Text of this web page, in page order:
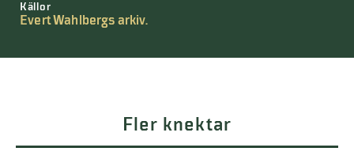
Källor
Evert Wahlbergs arkiv.
Fler knektar